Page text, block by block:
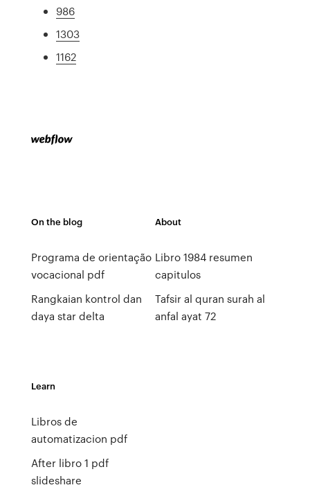
986
1303
1162
On the blog
Programa de orientação
vocacional pdf
Rangkaian kontrol dan
daya star delta
About
Libro 1984 resumen
capitulos
Tafsir al quran surah al
anfal ayat 72
Learn
Libros de
automatizacion pdf
After libro 1 pdf
slideshare